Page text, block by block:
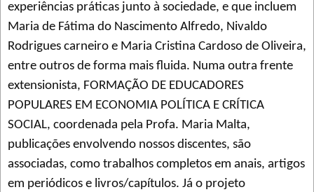
experiências práticas junto à sociedade, e que incluem
Maria de Fátima do Nascimento Alfredo, Nivaldo
Rodrigues carneiro e Maria Cristina Cardoso de Oliveira,
entre outros de forma mais fluida. Numa outra frente
extensionista, FORMAÇÃO DE EDUCADORES
POPULARES EM ECONOMIA POLÍTICA E CRÍTICA
SOCIAL, coordenada pela Profa. Maria Malta,
publicações envolvendo nossos discentes, são
associadas, como trabalhos completos em anais, artigos
em periódicos e livros/capítulos. Já o projeto